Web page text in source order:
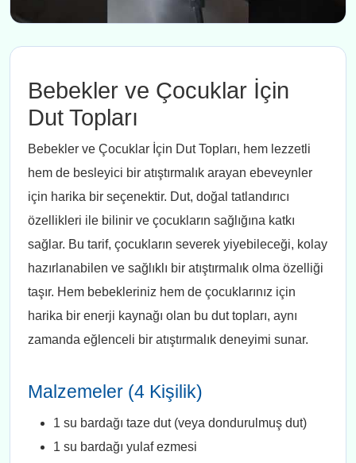
Bebekler ve Çocuklar İçin
Dut Topları
Bebekler ve Çocuklar İçin Dut Topları, hem lezzetli
hem de besleyici bir atıştırmalık arayan ebeveynler
için harika bir seçenektir. Dut, doğal tatlandırıcı
özellikleri ile bilinir ve çocukların sağlığına katkı
sağlar. Bu tarif, çocukların severek yiyebileceği, kolay
hazırlanabilen ve sağlıklı bir atıştırmalık olma özelliği
taşır. Hem bebekleriniz hem de çocuklarınız için
harika bir enerji kaynağı olan bu dut topları, aynı
zamanda eğlenceli bir atıştırmalık deneyimi sunar.
Malzemeler (4 Kişilik)
1 su bardağı taze dut (veya dondurulmuş dut)
1 su bardağı yulaf ezmesi